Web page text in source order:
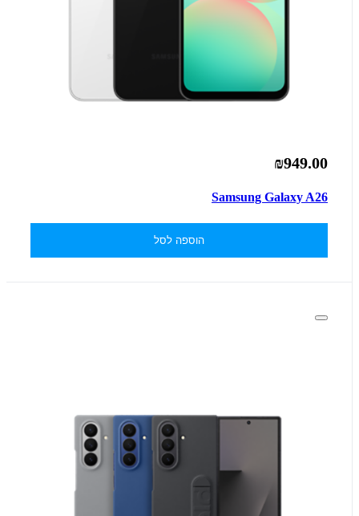
₪949.00
Samsung Galaxy A26
הוספה לסל